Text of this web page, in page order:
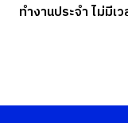
ทำงานประจำ ไม่มีเ